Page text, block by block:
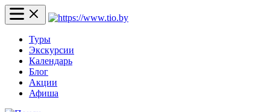
Туры
Экскурсии
Календарь
Блог
Акции
Афиша